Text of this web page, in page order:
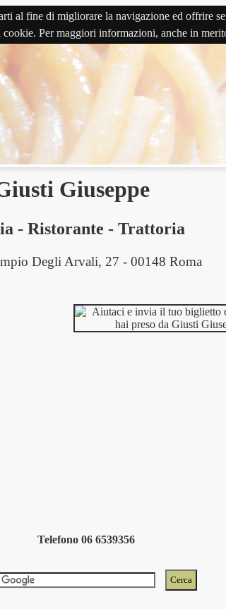
al fine di migliorare la navigazione ed offrire
Per maggiori informazioni, anche in
Giuseppe
-Ristorante -Trattoria
Degli Arvali, 27 - 00148 Roma
Telefono 06 6539356